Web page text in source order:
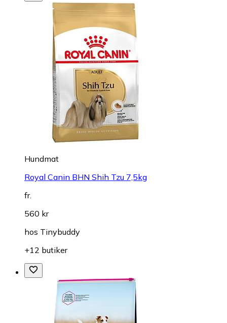
Hundmat
Royal Canin BHN Shih Tzu 7,5kg
fr.
560 kr
hos Tinybuddy
+12 butiker